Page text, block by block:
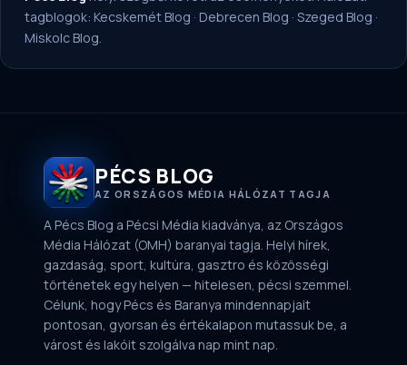
tagblogok: Kecskemét Blog · Debrecen Blog · Szeged Blog ·
Miskolc Blog.
PÉCS BLOG
AZ ORSZÁGOS MÉDIA HÁLÓZAT TAGJA
A Pécs Blog a Pécsi Média kiadványa, az Országos
Média Hálózat (OMH) baranyai tagja. Helyi hírek,
gazdaság, sport, kultúra, gasztro és közösségi
történetek egy helyen — hitelesen, pécsi szemmel.
Célunk, hogy Pécs és Baranya mindennapjait
pontosan, gyorsan és értékalapon mutassuk be, a
várost és lakóit szolgálva nap mint nap.